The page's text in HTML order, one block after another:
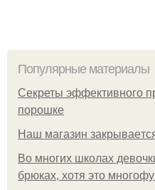
Популярные материалы
Секреты эффективного
порошке
Нaш магaзин
Во многих школах
брюках, хотя это